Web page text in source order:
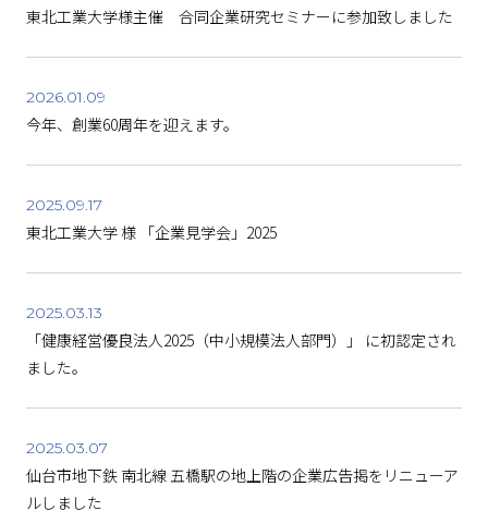
東北工業大学様主催 合同企業研究セミナーに参加致しました
2026.01.09
今年、創業60周年を迎えます。
2025.09.17
東北工業大学 様 「企業見学会」2025
2025.03.13
「健康経営優良法人2025（中小規模法人部門）」 に初認定され
ました。
2025.03.07
仙台市地下鉄 南北線 五橋駅の地上階の企業広告掲をリニューア
ルしました